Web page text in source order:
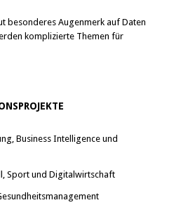
besonderes Augenmerk auf Daten
komplizierte Themen für
Business Intelligence und
Sport und Digitalwirtschaft